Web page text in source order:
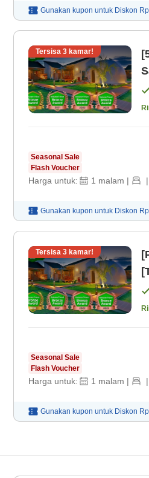
Gunakan kupon untuk Diskon
Tersisa 3 kamar!
Seasonal Sale
Flash Voucher
Harga untuk: 1 malam | |
Gunakan kupon untuk Diskon
Tersisa 3 kamar!
Seasonal Sale
Flash Voucher
Harga untuk: 1 malam | |
Gunakan kupon untuk Diskon